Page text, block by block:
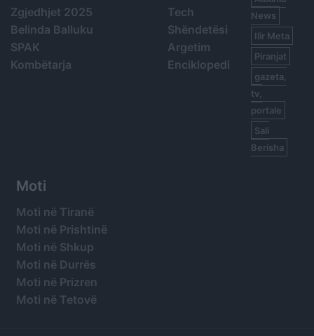
Zgjedhjet 2025
Belinda Balluku
SPAK
Kombëtarja
Tech
Shëndetësi
Argetim
Enciklopedi
News
Ilir Meta
Piranjat
gazeta,
tv,
portale
Sali
Berisha
Moti
Moti në Tiranë
Moti në Prishtinë
Moti në Shkup
Moti në Durrës
Moti në Prizren
Moti në Tetovë